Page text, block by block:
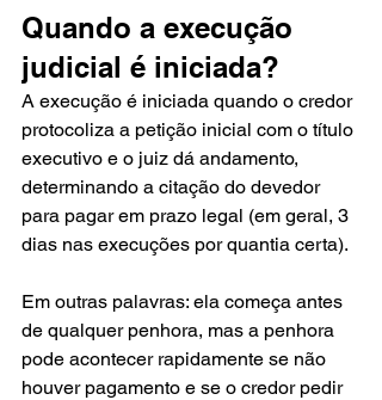
Quando a execução
judicial é iniciada?
A execução é iniciada quando o credor
protocoliza a petição inicial com o título
executivo e o juiz dá andamento,
determinando a citação do devedor
para pagar em prazo legal (em geral, 3
dias nas execuções por quantia certa).
Em outras palavras: ela começa antes
de qualquer penhora, mas a penhora
pode acontecer rapidamente se não
houver pagamento e se o credor pedir